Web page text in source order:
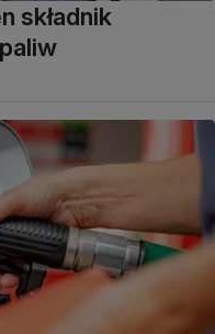
składnik